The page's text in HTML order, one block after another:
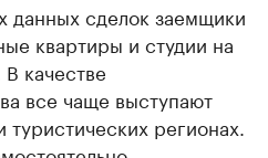
данных сделок заемщики
квартиры и студии на
качестве
все чаще выступают
регионах.